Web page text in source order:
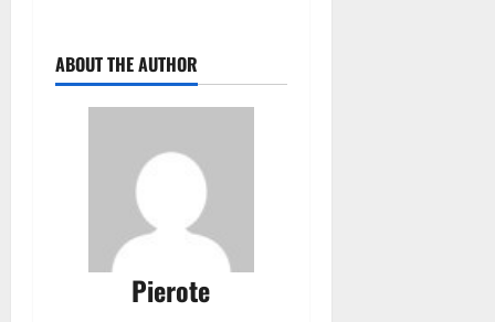
ABOUT THE AUTHOR
Pierote